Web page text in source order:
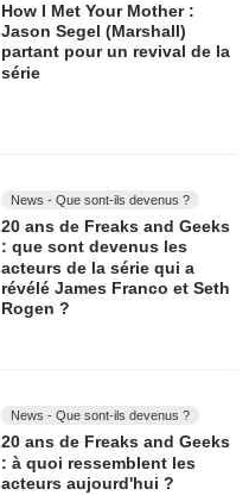
How I Met Your Mother :
Jason Segel (Marshall)
partant pour un revival de la
série
News - Que sont-ils devenus ?
20 ans de Freaks and Geeks
: que sont devenus les
acteurs de la série qui a
révélé James Franco et Seth
Rogen ?
News - Que sont-ils devenus ?
20 ans de Freaks and Geeks
: à quoi ressemblent les
acteurs aujourd'hui ?